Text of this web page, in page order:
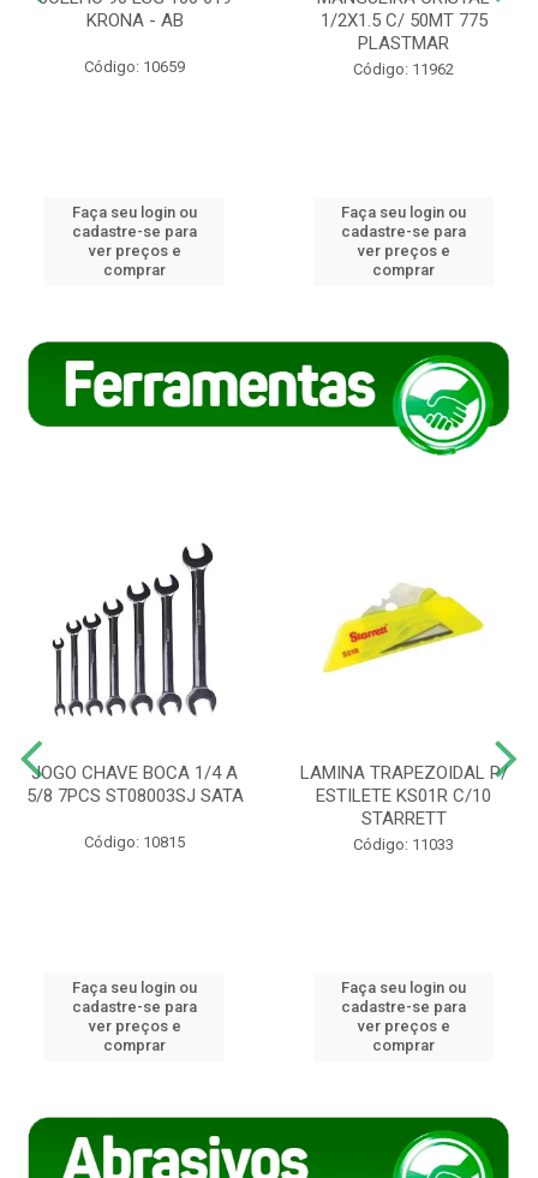
KRONA - AB
Código: 10659
Faça seu login ou
cadastre-se para
ver preços e
comprar
1/2X1.5 C/ 50MT 775
PLASTMAR
Código: 11962
Faça seu login ou
cadastre-se para
ver preços e
comprar
JOGO CHAVE BOCA 1/4 A
5/8 7PCS ST08003SJ SATA
Código: 10815
Faça seu login ou
cadastre-se para
ver preços e
comprar
LAMINA TRAPEZOIDAL P/
ESTILETE KS01R C/10
STARRETT
Código: 11033
Faça seu login ou
cadastre-se para
ver preços e
comprar